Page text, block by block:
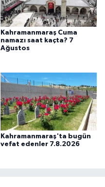
Kahramanmaraş Cuma
namazı saat kaçta? 7
Ağustos
Kahramanmaraş'ta bugün
vefat edenler 7.8.2026